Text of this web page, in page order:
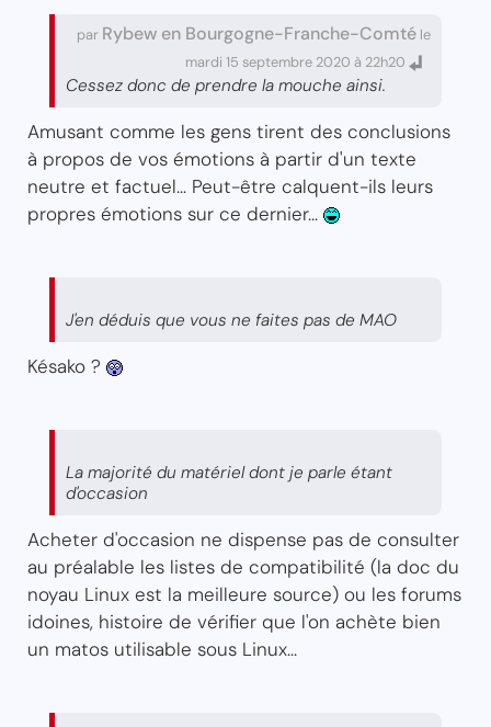
par Rybew en Bourgogne-Franche-Comté le
mardi 15 septembre 2020 à 22h20
Cessez donc de prendre la mouche ainsi.
Amusant comme les gens tirent des conclusions
à propos de vos émotions à partir d'un texte
neutre et factuel... Peut-être calquent-ils leurs
propres émotions sur ce dernier...
J'en déduis que vous ne faites pas de MAO
Késako ?
La majorité du matériel dont je parle étant
d'occasion
Acheter d'occasion ne dispense pas de consulter
au préalable les listes de compatibilité (la doc du
noyau Linux est la meilleure source) ou les forums
idoines, histoire de vérifier que l'on achète bien
un matos utilisable sous Linux...